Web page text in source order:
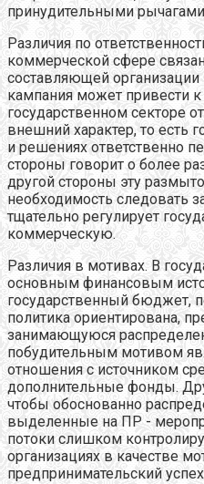
принудительными
Различия по
коммерческой сфере
составляющей
кампания может привести
государственном секторе
внешний характер, то есть
и решениях ответственно
стороны говорит о более
другой стороны эту
необходимость следовать
тщательно регулирует
коммерческую.
Различия в мотивах. В
основным финансовым
государственный бюджет,
политика ориентирована,
занимающуюся
побудительным мотивом
отношения с источником
дополнительные фонды.
чтобы обоснованно
выделенные на ПР -
потоки слишком
организациях в качестве
предпринимательский